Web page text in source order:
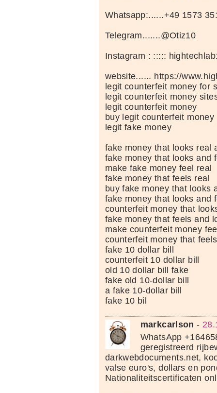
Whatsapp:......+49 1573
Telegram.......@Otiz10
Instagram : :::::
website...... https://
legit counterfeit money for
legit counterfeit money
legit counterfeit money
buy legit counterfeit money
legit fake money
fake money that looks real
fake money that looks and
make fake money feel real
fake money that feels real
buy fake money that looks
fake money that looks and
counterfeit money that
fake money that feels and
make counterfeit money
counterfeit money that
fake 10 dollar bill
counterfeit 10 dollar bill
old 10 dollar bill fake
fake old 10-dollar bill
a fake 10-dollar bill
fake 10 bil
markcarlson -
WhatsApp
geregistreerd
darkwebdocuments.net,
valse euro's, dollars en
Nationaliteitscertificaten